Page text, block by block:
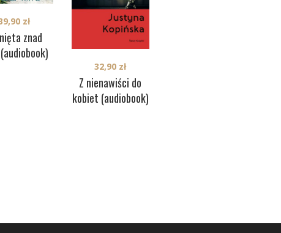
znad
zł
Z nienawiści do
kobiet (audiobook)
32,90 zł